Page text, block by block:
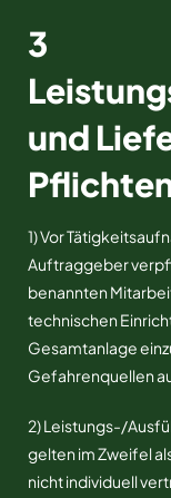
3
und
1) Vor
Auftraggeber
benannten
technischen
Gesamtanlage
Gefahrenquellen
2) Leistungs-/
gelten im Zweifel
nicht individuell